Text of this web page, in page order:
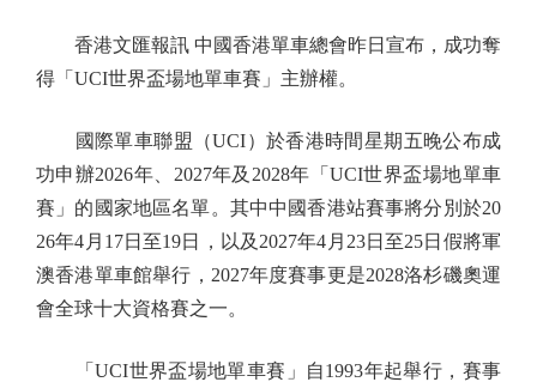
香港文匯報訊 中國香港單車總會昨日宣布，成功奪
得「UCI世界盃場地單車賽」主辦權。
國際單車聯盟（UCI）於香港時間星期五晚公布成
功申辦2026年、2027年及2028年「UCI世界盃場地單車
賽」的國家地區名單。其中中國香港站賽事將分別於20
26年4月17日至19日，以及2027年4月23日至25日假將軍
澳香港單車館舉行，2027年度賽事更是2028洛杉磯奧運
會全球十大資格賽之一。
「UCI世界盃場地單車賽」自1993年起舉行，賽事